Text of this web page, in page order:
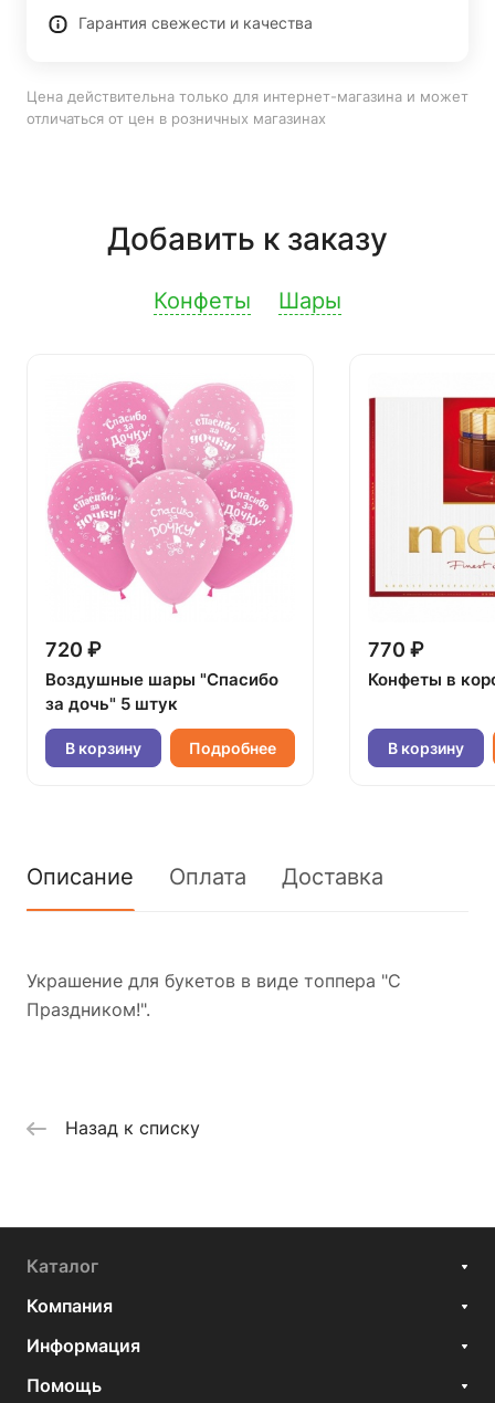
Гарантия свежести и качества
Цена действительна только для интернет-магазина и может
отличаться от цен в розничных магазинах
Добавить к заказу
Конфеты Шары
720 ₽
Воздушные шары "Спасибо
за дочь" 5 штук
В корзину Подробнее
770 ₽
Конфеты в
В корзину
Описание Оплата Доставка
Украшение для букетов в виде топпера "С
Праздником!".
Назад к списку
Каталог
Компания
Информация
Помощь